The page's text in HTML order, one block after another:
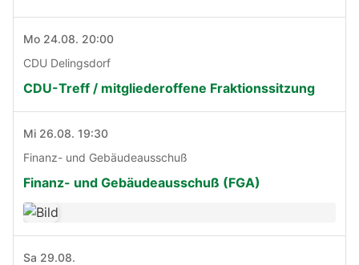
Mo 24.08. 20:00
CDU Delingsdorf
CDU-Treff / mitgliederoffene Fraktionssitzung
Mi 26.08. 19:30
Finanz- und Gebäudeausschuß
Finanz- und Gebäudeausschuß (FGA)
Sa 29.08.